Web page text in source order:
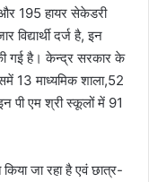
195 हायर सेकेडरी
दर्ज है, इन
गई है। केन्द्र सरकार के
13 माध्यमिक शाला,52
पी एम श्री स्कूलों में 91
जा रहा है एवं छात्र-